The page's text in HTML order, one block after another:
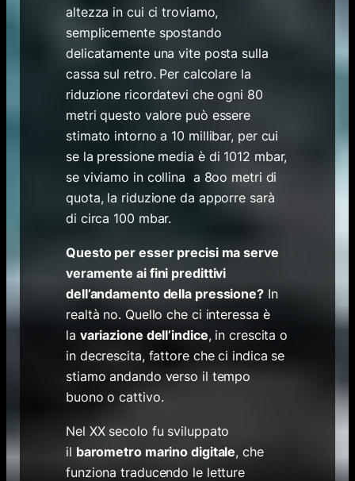
altezza in cui ci troviamo,
semplicemente spostando
delicatamente una vite posta sulla
cassa sul retro. Per calcolare la
riduzione ricordatevi che ogni 80
metri questo valore può essere
stimato intorno a 10 millibar, per cui
se la pressione media è di 1012 mbar,
se viviamo in collina a 8oo metri di
quota, la riduzione da apporre sarà
di circa 100 mbar.
Questo per esser precisi ma serve
veramente ai fini predittivi
dell’andamento della pressione?In
realtà no. Quello che ci interessa è
la variazione dell’indice, in crescita o
in decrescita, fattore che ci indica se
stiamo andando verso il tempo
buono o cattivo.
Nel XX secolo fu sviluppato
il barometro marino digitale, che
funziona traducendo le letture